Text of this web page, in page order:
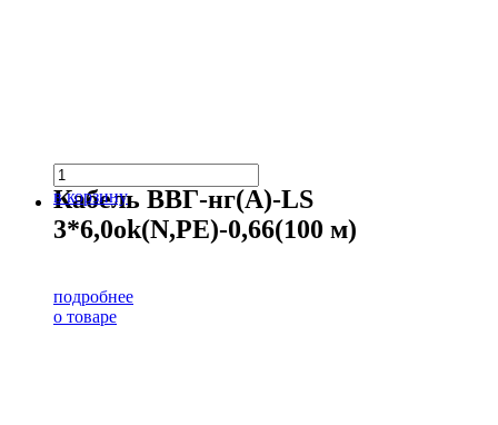
в корзину
Кабель ВВГ-нг(А)-LS
3*6,0ok(N,PE)-0,66(100 м)
подробнее
о товаре